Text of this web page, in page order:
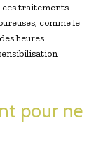
ces traitements
comme le
heures
pour ne